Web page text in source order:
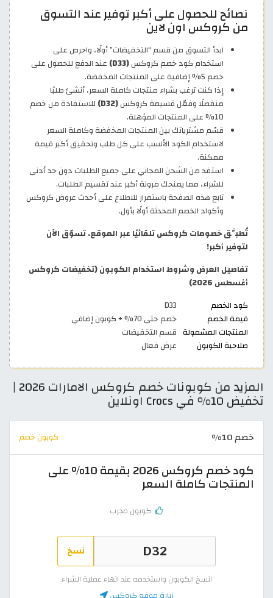
نصائح للحصول على أكبر توفير عند التسوق
من كروكس اون لاين
ابدأ التسوق من قسم “التخفيضات” أولًا، واحرص على
استخدام كود خصم كروكس(D33)
عند الدفع للحصول على
خصم 5% إضافية على المنتجات المخفضة.
إذا كنت ترغب بشراء منتجات كاملة السعر، أنشئ طلبًا
منفصلًا وفعّل قسيمة كروكس(D32)
للاستفادة من خصم
10% على المنتجات المؤهلة.
قسّم مشترياتك بين المنتجات المخفضة وكاملة السعر
لاستخدام الكود الأنسب على كل طلب وتحقيق أكبر قيمة
ممكنة.
استفد من الشحن المجاني على جميع الطلبات دون حد أدنى
للشراء، مما يمنحك مرونة أكبر عند تقسيم الطلبات.
تابع هذه الصفحة باستمرار للاطلاع على أحدث عروض كروكس
وأكواد الخصم المحدثة أولًا بأول.
تُطبَّق خصومات كروكس تلقائيًا عبر الموقع. تسوّق الآن
لتوفير أكبر!
تفاصيل العرض وشروط استخدام الكوبون (تخفيضات كروكس
أغسطس 2026)
كود الخصم
D33
قيمة الخصم
خصم حتى 70% + كوبون إضافي
المنتجات المشمولة قسم التخفيضات
صلاحية الكوبون
عرض فعال
المزيد من كوبونات خصم كروكس الامارات 2026 |
تخفيض 10% في Crocs اونلاين
خصم 10% كوبون خصم
كود خصم كروكس 2026 بقيمة 10% على
المنتجات كاملة السعر
كوبون مجرب
نسخ
انسخ الكوبون واستخدمه عند انهاء عملية الشراء